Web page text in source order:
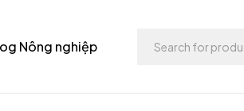
Nông nghiệp